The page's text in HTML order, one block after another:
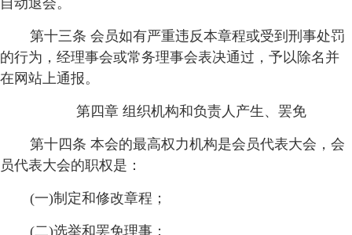
自动退会。
第十三条 会员如有严重违反本章程或受到刑事处罚
的行为，经理事会或常务理事会表决通过，予以除名并
在网站上通报。
第四章 组织机构和负责人产生、罢免
第十四条 本会的最高权力机构是会员代表大会，会
员代表大会的职权是：
(一)制定和修改章程；
(二)选举和罢免理事；